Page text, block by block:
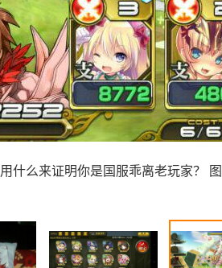
用什么来证明你是国服乖离老玩家？